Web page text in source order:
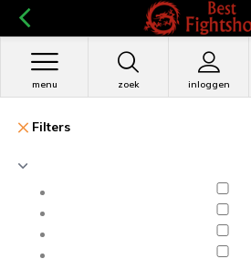
zoek inloggen
menu
Filters